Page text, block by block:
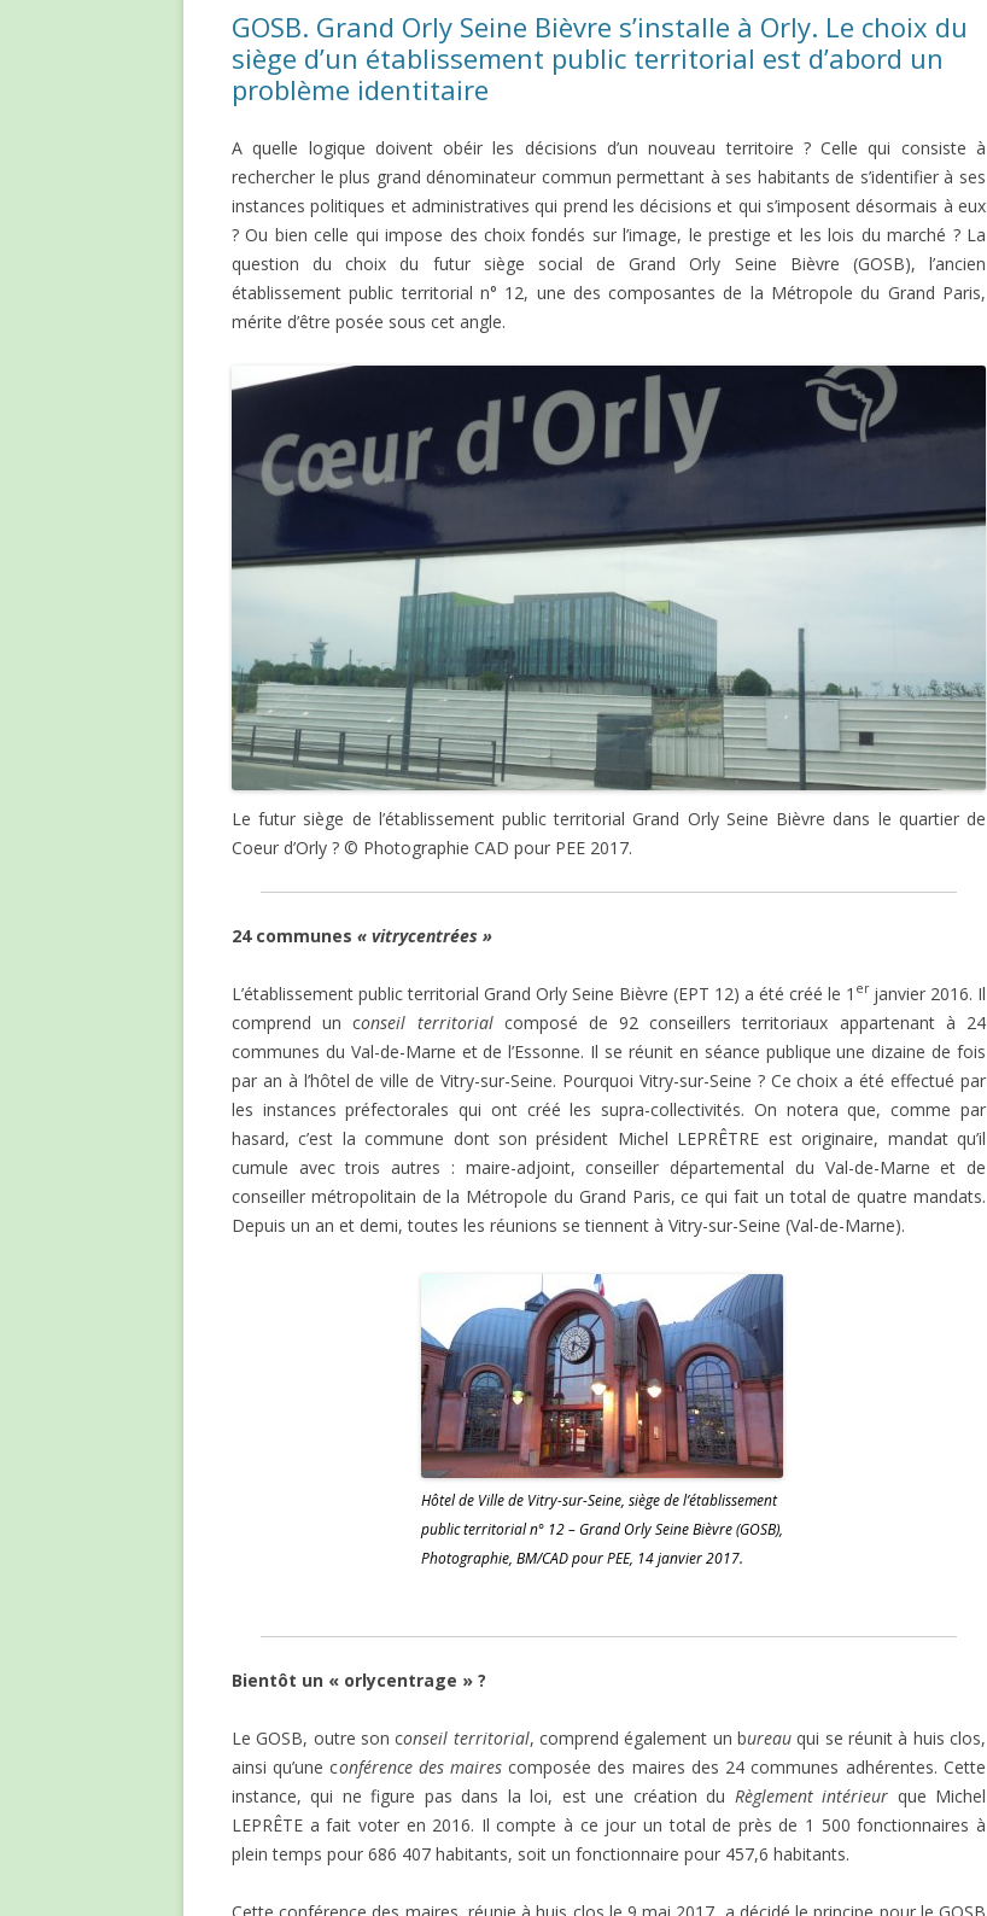
GOSB. Grand Orly Seine Bièvre s’installe à Orly. Le choix du
siège d’un établissement public territorial est d’abord un
problème identitaire
A quelle logique doivent obéir les décisions d’un nouveau territoire ? Celle qui consiste à
rechercher le plus grand dénominateur commun permettant à ses habitants de s’identifier à ses
instances politiques et administratives qui prend les décisions et qui s’imposent désormais à eux
? Ou bien celle qui impose des choix fondés sur l’image, le prestige et les lois du marché ? La
question du choix du futur siège social de Grand Orly Seine Bièvre (GOSB), l’ancien
établissement public territorial n° 12, une des composantes de la Métropole du Grand Paris,
mérite d’être posée sous cet angle.
Le futur siège de l’établissement public territorial Grand Orly Seine Bièvre dans le quartier de
Coeur d’Orly ? © Photographie CAD pour PEE 2017.
24 communes « vitrycentrées »
L’établissement public territorial Grand Orly Seine Bièvre (EPT 12) a été créé le 1 erjanvier 2016. Il
comprend un conseil territorialcomposé de 92 conseillers territoriaux appartenant à 24
communes du Val-de-Marne et de l’Essonne. Il se réunit en séance publique une dizaine de fois
par an à l’hôtel de ville de Vitry-sur-Seine. Pourquoi Vitry-sur-Seine ? Ce choix a été effectué par
les instances préfectorales qui ont créé les supra-collectivités. On notera que, comme par
hasard, c’est la commune dont son président Michel LEPRÊTRE est originaire, mandat qu’il
cumule avec trois autres : maire-adjoint, conseiller départemental du Val-de-Marne et de
conseiller métropolitain de la Métropole du Grand Paris, ce qui fait un total de quatre mandats.
Depuis un an et demi, toutes les réunions se tiennent à Vitry-sur-Seine (Val-de-Marne).
Hôtel de Ville de Vitry-sur-Seine, siège de l’établissement
public territorial n° 12 – Grand Orly Seine Bièvre (GOSB),
Photographie, BM/CAD pour PEE, 14 janvier 2017.
Bientôt un « orlycentrage » ?
Le GOSB, outre son conseil territorial, comprend également un bureau qui se réunit à huis clos,
ainsi qu’une conférence des maires composée des maires des 24 communes adhérentes. Cette
instance, qui ne figure pas dans la loi, est une création du Règlement intérieur que Michel
LEPRÊTE a fait voter en 2016. Il compte à ce jour un total de près de 1 500 fonctionnaires à
plein temps pour 686 407 habitants, soit un fonctionnaire pour 457,6 habitants.
Cette conférence des maires, réunie à huis clos le 9 mai 2017, a décidé le principe pour le GOSB